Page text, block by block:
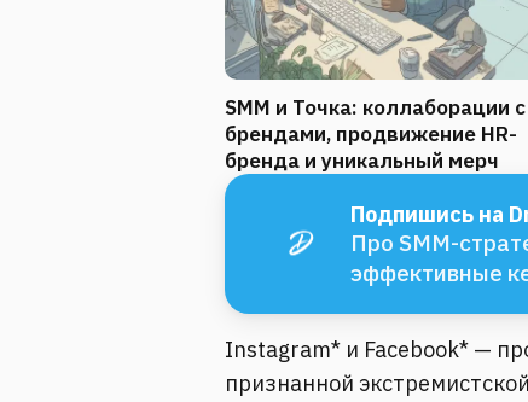
SMM и Точка: коллаборации с
брендами, продвижение HR-
бренда и уникальный мерч
Подпишись на
Про SMM-
эффективные
Instagram* и Facebook* —
признанной